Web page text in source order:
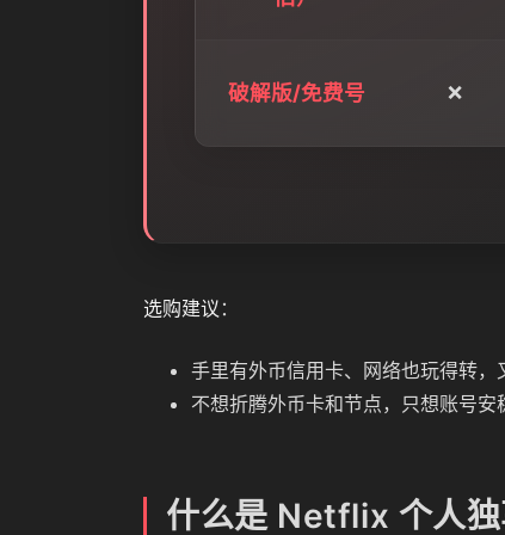
破解版/免费号 ❌
选购建议 ：
手里有外币信用卡、网络也玩得转
不想折腾外币卡和节点，只想账号
什么是 Netflix 个人独